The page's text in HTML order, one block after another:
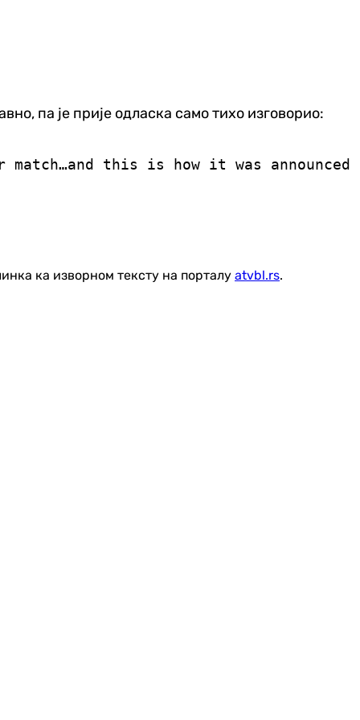
па је прије одласка само тихо изговорио:
this is how it was announced
ка изворном тексту на порталу atvbl.rs.